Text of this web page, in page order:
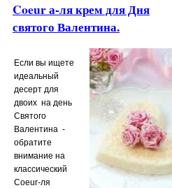
Coeur а-ля крем для Дня
святого Валентина.
Если вы ищете
идеальный
десерт для
двоих на день
Святого
Валентина -
обратите
внимание на
классический
Coeur-ля